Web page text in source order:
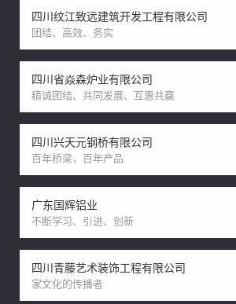
四川纹江致远建筑开发工程有限公司
团结、高效、务实
四川省焱森炉业有限公司
精诚团结、共同发展、互惠共赢
四川兴天元钢桥有限公司
百年桥梁，百年产品
广东国辉铝业
不断学习、引进、创新
四川青藤艺术装饰工程有限公司
家文化的传播者